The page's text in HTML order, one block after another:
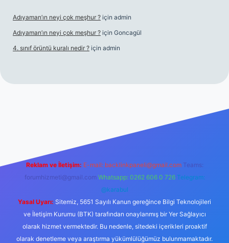
Adıyaman’ın neyi çok meşhur ? için admin
Adıyaman’ın neyi çok meşhur ? için Goncagül
4. sınıf örüntü kuralı nedir ? için admin
Reklam ve İletişim: E-mail: backlinkpaneli@gmail.com Teams:
forumhizmeti@gmail.com Whatsapp: 0262 606 0 726 Telegram:
@karabul
Yasal Uyarı: Sitemiz, 5651 Sayılı Kanun gereğince Bilgi Teknolojileri
ve İletişim Kurumu (BTK) tarafından onaylanmış bir Yer Sağlayıcı
olarak hizmet vermektedir. Bu nedenle, sitedeki içerikleri proaktif
olarak denetleme veya araştırma yükümlülüğümüz bulunmamaktadır.